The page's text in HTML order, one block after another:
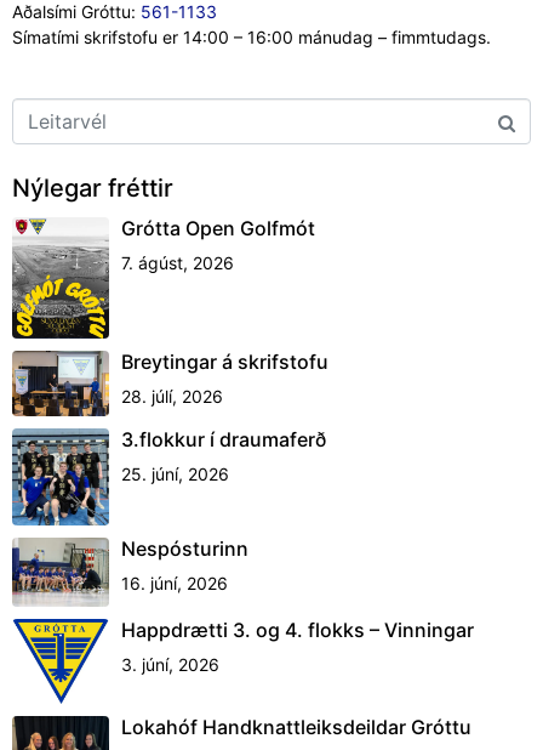
Aðalsími Gróttu: 561-1133
Símatími skrifstofu er 14:00 – 16:00 mánudag – fimmtudags.
Nýlegar fréttir
Grótta Open Golfmót
7. ágúst, 2026
Breytingar á skrifstofu
28. júlí, 2026
3.flokkur í draumaferð
25. júní, 2026
Nespósturinn
16. júní, 2026
Happdrætti 3. og 4. flokks – Vinningar
3. júní, 2026
Lokahóf Handknattleiksdeildar Gróttu